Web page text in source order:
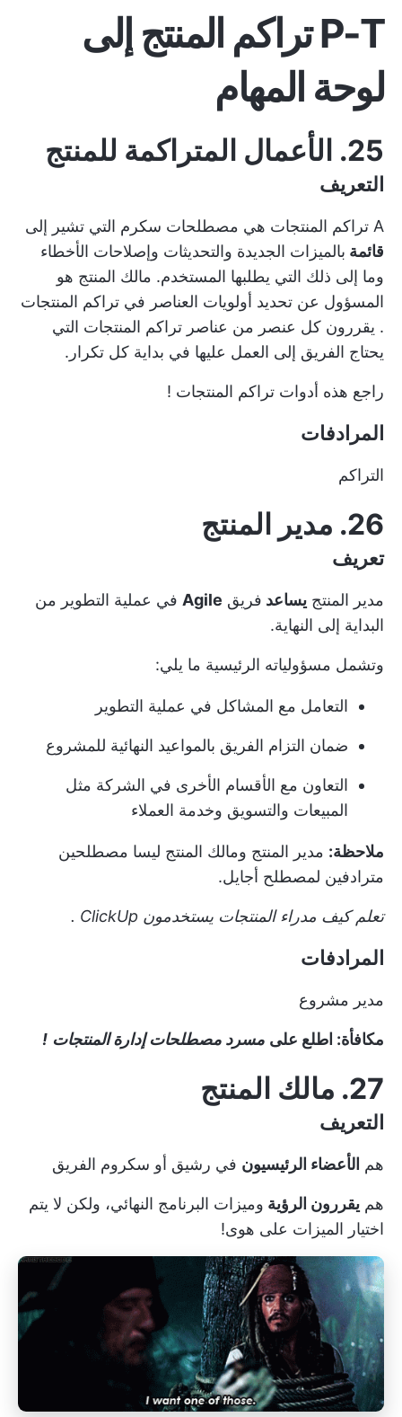
P-T تراكم المنتج إلى
لوحة المهام
25. الأعمال المتراكمة للمنتج
التعريف
A تراكم المنتجات هي مصطلحات سكرم التي تشير إلى
قائمة بالميزات الجديدة والتحديثات وإصلاحات الأخطاء
وما إلى ذلك التي يطلبها المستخدم. مالك المنتج هو
المسؤول عن تحديد أولويات العناصر في تراكم المنتجات
. يقررون كل عنصر من عناصر تراكم المنتجات التي
يحتاج الفريق إلى العمل عليها في بداية كل تكرار.
راجع هذه أدوات تراكم المنتجات !
المرادفات
التراكم
26. مدير المنتج
تعريف
مدير المنتج يساعد فريق Agile في عملية التطوير من
البداية إلى النهاية.
وتشمل مسؤولياته الرئيسية ما يلي:
التعامل مع المشاكل في عملية التطوير
ضمان التزام الفريق بالمواعيد النهائية للمشروع
التعاون مع الأقسام الأخرى في الشركة مثل
المبيعات والتسويق وخدمة العملاء
ملاحظة: مدير المنتج ومالك المنتج ليسا مصطلحين
مترادفين لمصطلح أجايل.
تعلم كيف مدراء المنتجات يستخدمون ClickUp .
المرادفات
مدير مشروع
مكافأة: اطلع على مسرد مصطلحات إدارة المنتجات !
27. مالك المنتج
التعريف
هم الأعضاء الرئيسيون في رشيق أو سكروم الفريق
هم يقررون الرؤية وميزات البرنامج النهائي، ولكن لا يتم
اختيار الميزات على هوى!